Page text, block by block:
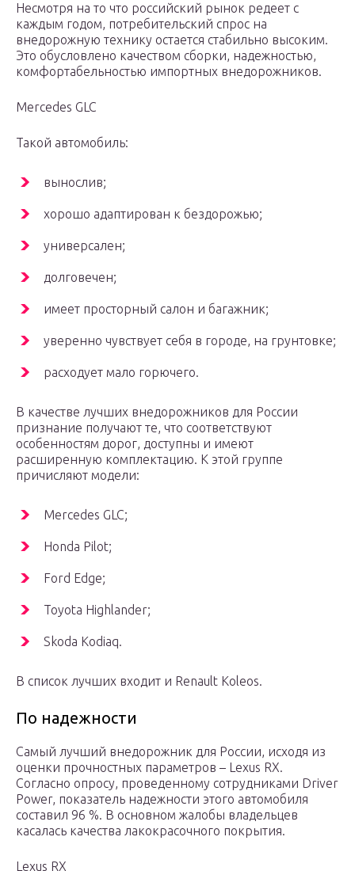
Несмотря на то что российский рынок редеет с
каждым годом, потребительский спрос на
внедорожную технику остается стабильно высоким.
Это обусловлено качеством сборки, надежностью,
комфортабельностью импортных внедорожников.
Mercedes GLC
Такой автомобиль:
вынослив;
хорошо адаптирован к бездорожью;
универсален;
долговечен;
имеет просторный салон и багажник;
уверенно чувствует себя в городе, на грунтовке;
расходует мало горючего.
В качестве лучших внедорожников для России
признание получают те, что соответствуют
особенностям дорог, доступны и имеют
расширенную комплектацию. К этой группе
причисляют модели:
Mercedes GLC;
Honda Pilot;
Ford Edge;
Toyota Highlander;
Skoda Kodiaq.
В список лучших входит и Renault Koleos.
По надежности
Самый лучший внедорожник для России, исходя из
оценки прочностных параметров – Lexus RX.
Согласно опросу, проведенному сотрудниками Driver
Power, показатель надежности этого автомобиля
составил 96 %. В основном жалобы владельцев
касалась качества лакокрасочного покрытия.
Lexus RX